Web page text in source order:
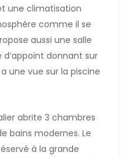
une climatisation
comme il se
aussi une salle
d’appoint donnant sur
une vue sur la piscine
abrite 3 chambres
bains modernes. Le
à la grande